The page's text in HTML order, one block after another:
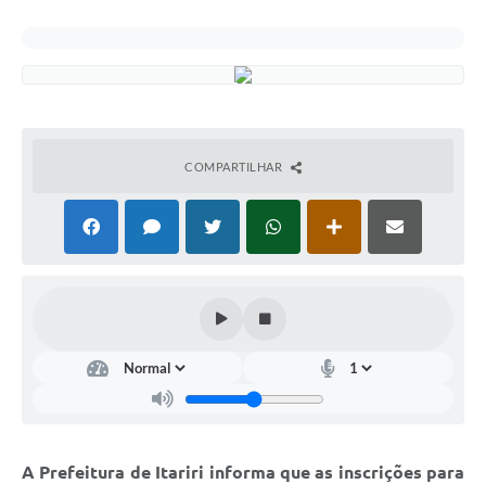
COMPARTILHAR
A Prefeitura de Itariri informa que as inscrições para